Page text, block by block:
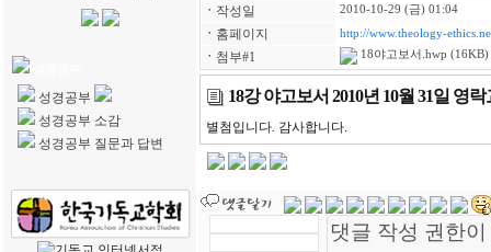
성경공부
성경공부
성경공부 소감
성경공부 질문과 답변
ㆍ 작성일 2010-10-29 (금) 01:04
ㆍ 홈페이지 http://www.theology-
ㆍ 첨부#1 18야고보서.hwp (16KB)
18강 야고보서 2010년 10월 31일 영
별첨입니다. 감사합니다.